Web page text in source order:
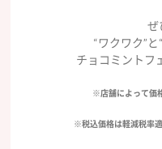
ぜ
“ワクワク”
チョコミントフ
※店舗によって価
※税込価格は軽減税率